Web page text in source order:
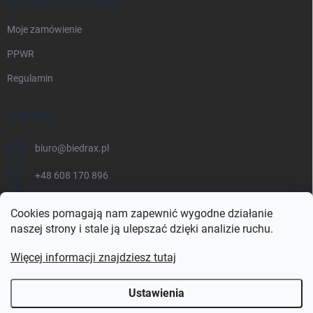
Cookies pomagają nam zapewnić wygodne działanie
naszej strony i stale ją ulepszać dzięki analizie ruchu.
Więcej informacji znajdziesz tutaj
Ustawienia
INFORMACJE PRAWNE
Moje zamówienie
PPWR
Regulamin
KONTAKT
biuro@biedrax.pl
+48 608 170 896